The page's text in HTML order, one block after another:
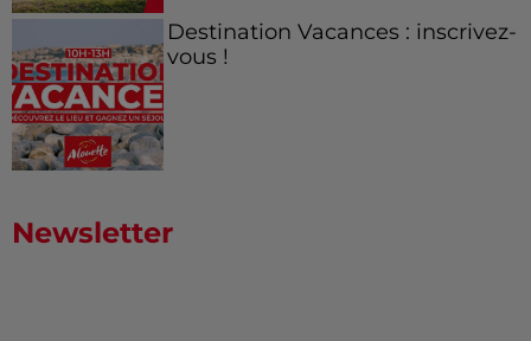
Destination Vacances : inscrivez-
vous !
Newsletter